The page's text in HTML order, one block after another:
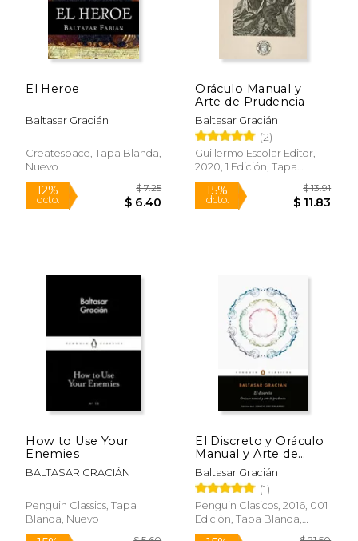
12%
dcto. $ 8.78
15%
dcto.
El Heroe
Baltasar Gracián
Createspace, Tapa Blanda,
Nuevo
12%
Oráculo Manual y
Arte de Prudencia
Baltasar Gracián
(2)
Guillermo Escolar Editor,
2020, 1 Edición, Tapa
Blanda, Nuevo
15%
How to Use Your
Enemies
BALTASAR GRACIÁN
Penguin Classics, Tapa
Blanda, Nuevo
El Discreto y Oráculo
Manual y Arte de
Prudencia
Baltasar Gracián
(1)
Penguin Clasicos, 2016, 001
Edición, Tapa Blanda,
Nuevo